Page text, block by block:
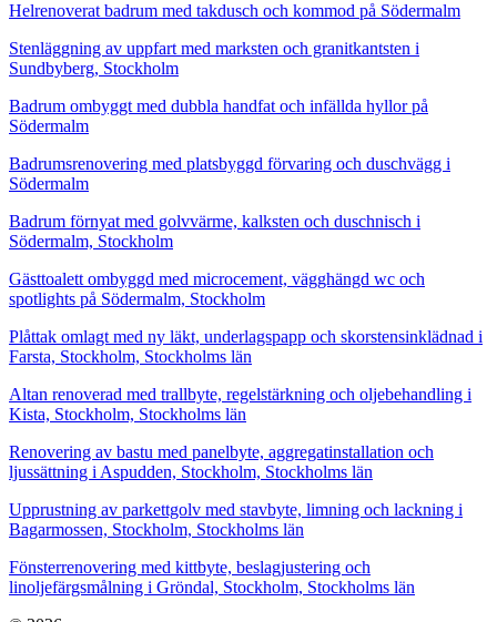
Helrenoverat badrum med takdusch och kommod på Södermalm
Stenläggning av uppfart med marksten och granitkantsten i
Sundbyberg, Stockholm
Badrum ombyggt med dubbla handfat och infällda hyllor på
Södermalm
Badrumsrenovering med platsbyggd förvaring och duschvägg i
Södermalm
Badrum förnyat med golvvärme, kalksten och duschnisch i
Södermalm, Stockholm
Gästtoalett ombyggd med microcement, vägghängd wc och
spotlights på Södermalm, Stockholm
Plåttak omlagt med ny läkt, underlagspapp och skorstensinklädnad i
Farsta, Stockholm, Stockholms län
Altan renoverad med trallbyte, regelstärkning och oljebehandling i
Kista, Stockholm, Stockholms län
Renovering av bastu med panelbyte, aggregatinstallation och
ljussättning i Aspudden, Stockholm, Stockholms län
Upprustning av parkettgolv med stavbyte, limning och lackning i
Bagarmossen, Stockholm, Stockholms län
Fönsterrenovering med kittbyte, beslagjustering och
linoljefärgsmålning i Gröndal, Stockholm, Stockholms län